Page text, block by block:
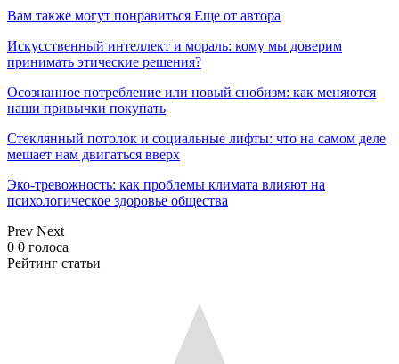
Вам также могут понравиться Еще от автора
Искусственный интеллект и мораль: кому мы доверим
принимать этические решения?
Осознанное потребление или новый снобизм: как меняются
наши привычки покупать
Стеклянный потолок и социальные лифты: что на самом деле
мешает нам двигаться вверх
Эко-тревожность: как проблемы климата влияют на
психологическое здоровье общества
Prev Next
0 0 голоса
Рейтинг статьи